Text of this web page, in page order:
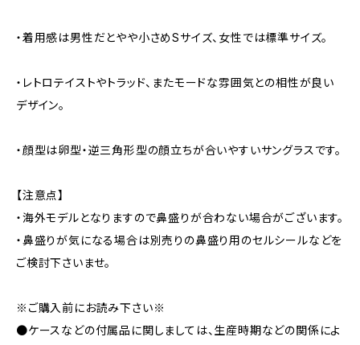
・着用感は男性だとやや小さめSサイズ、女性では標準サイズ。
・レトロテイストやトラッド、またモードな雰囲気との相性が良い
デザイン。
・顔型は卵型・逆三角形型の顔立ちが合いやすいサングラスです。
【注意点】
・海外モデルとなりますので鼻盛りが合わない場合がございます。
・鼻盛りが気になる場合は別売りの鼻盛り用のセルシールなどを
ご検討下さいませ。
※ご購入前にお読み下さい※
●ケースなどの付属品に関しましては、生産時期などの関係によ